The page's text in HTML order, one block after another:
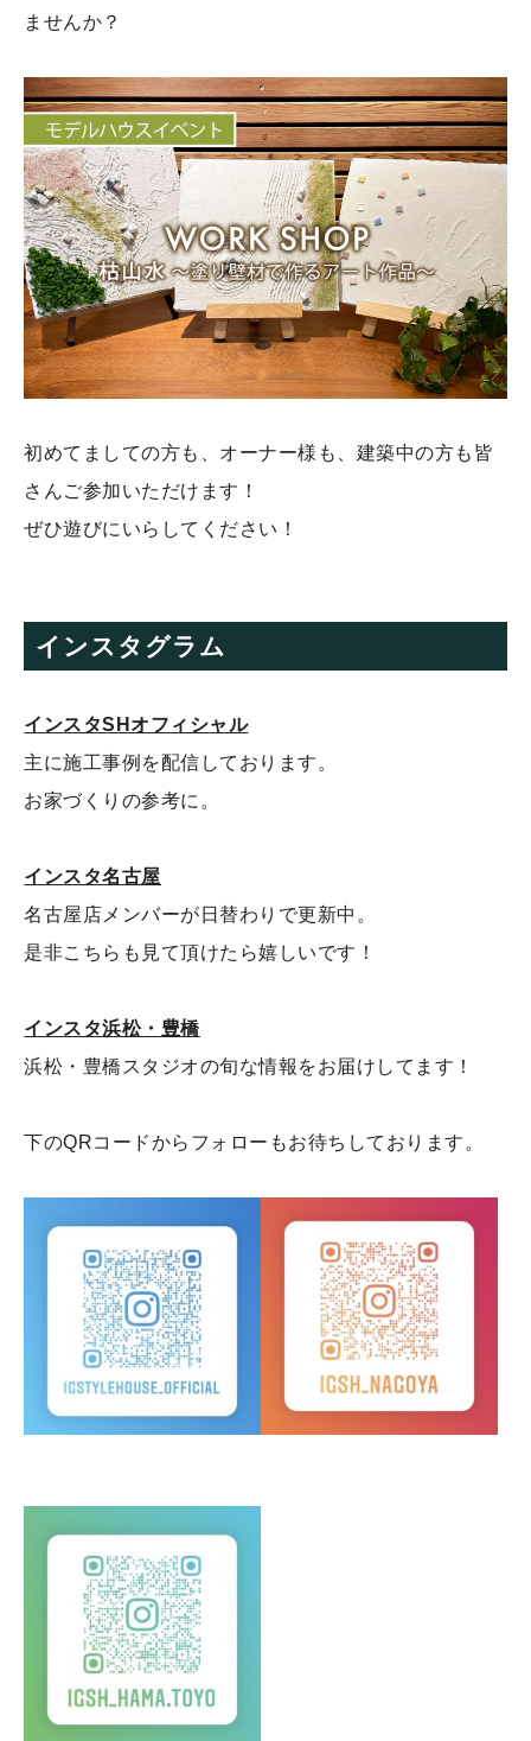
ませんか？
初めてましての方も、オーナー様も、建築中の方も皆
さんご参加いただけます！
ぜひ遊びにいらしてください！
インスタグラム
インスタSHオフィシャル
主に施工事例を配信しております。
お家づくりの参考に。
インスタ名古屋
名古屋店メンバーが日替わりで更新中。
是非こちらも見て頂けたら嬉しいです！
インスタ浜松・豊橋
浜松・豊橋スタジオの旬な情報をお届けしてます！
下のQRコードからフォローもお待ちしております。